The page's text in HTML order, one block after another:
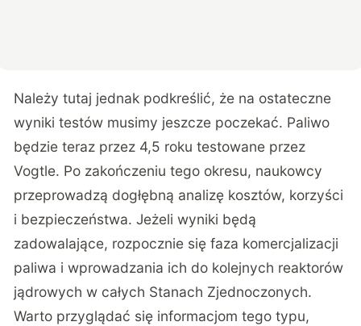
Należy tutaj jednak podkreślić, że na ostateczne
wyniki testów musimy jeszcze poczekać. Paliwo
będzie teraz przez 4,5 roku testowane przez
Vogtle. Po zakończeniu tego okresu, naukowcy
przeprowadzą dogłębną analizę kosztów, korzyści
i bezpieczeństwa. Jeżeli wyniki będą
zadowalające, rozpocznie się faza komercjalizacji
paliwa i wprowadzania ich do kolejnych reaktorów
jądrowych w całych Stanach Zjednoczonych.
Warto przyglądać się informacjom tego typu,